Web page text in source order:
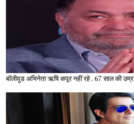
बॉलीवुड अभिनेता ऋषि कपूर नहीं रहे , 67 साल की